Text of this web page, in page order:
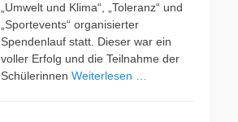
„Umwelt und Klima“, „Toleranz“ und
„Sportevents“ organisierter
Spendenlauf statt. Dieser war ein
voller Erfolg und die Teilnahme der
Schülerinnen Weiterlesen …